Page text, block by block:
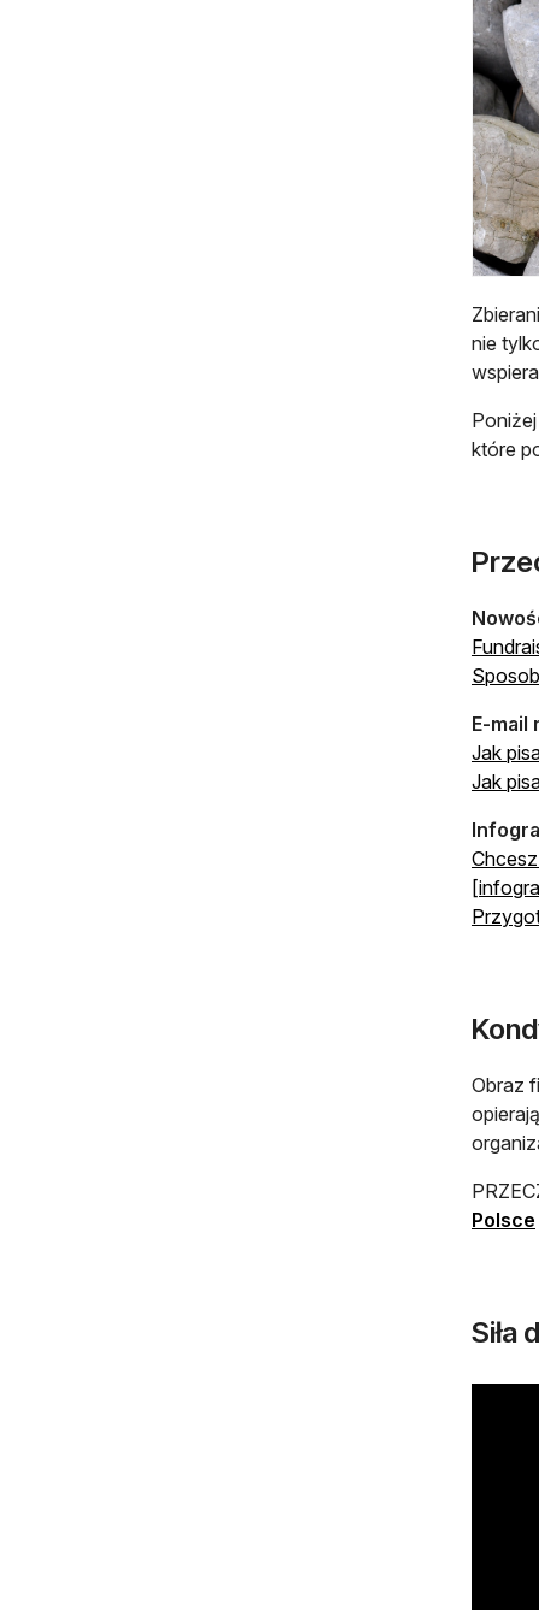
nie
które
E-mail
Jak
Jak
Obraz
Polsce
Siła